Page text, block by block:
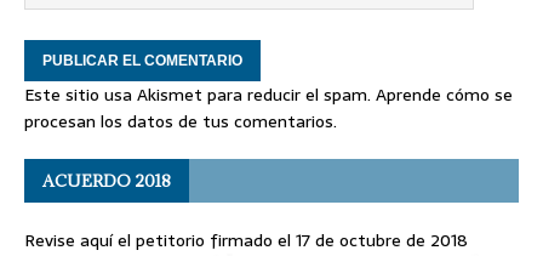
Este sitio usa Akismet para reducir el spam. Aprende cómo se
procesan los datos de tus comentarios.
ACUERDO 2018
Revise aquí el petitorio firmado el 17 de octubre de 2018